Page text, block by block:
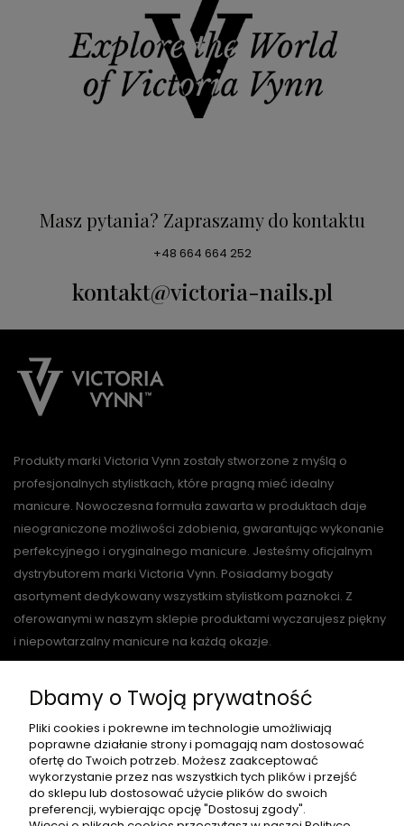
Masz pytania? Zapraszamy do kontaktu
+48 664 664 252
kontakt@victoria-nails.pl
Produkty marki Victoria Vynn zostały stworzone z myślą o
profesjonalnych stylistkach, które pragną mieć idealny
manicure. Nowoczesna formuła zawarta w produktach daje
nieograniczone możliwości zdobienia, gwarantując wykonanie
perfekcyjnego i oryginalnego manicure. Jesteśmy oficjalnym
dystrybutorem marki Victoria Vynn. Posiadamy bogaty
asortyment dedykowany wszystkim stylistkom paznokci. Z
oferowanymi w naszym sklepie produktami wyczarujesz piękny
i niepowtarzalny manicure na każdą okazje.
O NAS
PŁATNOŚCI I DOSTAWA
Dbamy o Twoją prywatność
Pliki cookies i pokrewne im technologie umożliwiają
poprawne działanie strony i pomagają nam dostosować
ofertę do Twoich potrzeb. Możesz zaakceptować
wykorzystanie przez nas wszystkich tych plików i przejść
do sklepu lub dostosować użycie plików do swoich
preferencji, wybierając opcję "Dostosuj zgody".